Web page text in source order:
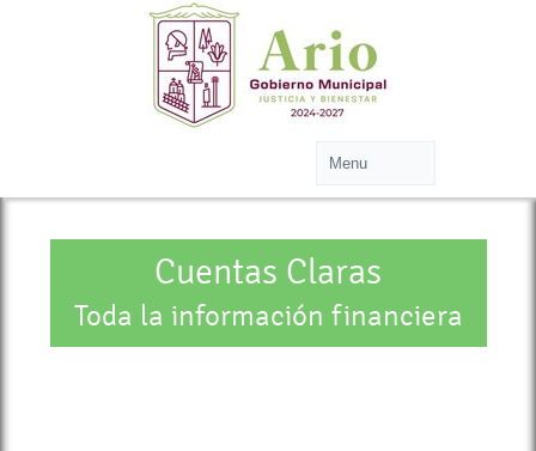
Cuentas Claras
Toda la información financiera